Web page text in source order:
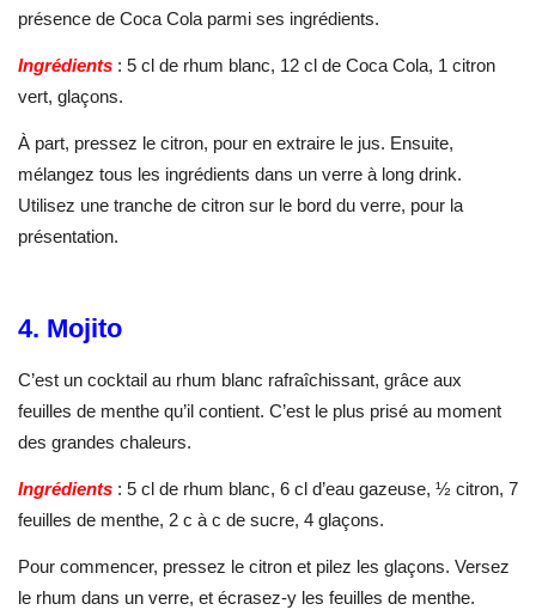
présence de Coca Cola parmi ses ingrédients.
Ingrédients : 5 cl de rhum blanc, 12 cl de Coca Cola, 1 citron
vert, glaçons.
À part, pressez le citron, pour en extraire le jus. Ensuite,
mélangez tous les ingrédients dans un verre à long drink.
Utilisez une tranche de citron sur le bord du verre, pour la
présentation.
4. Mojito
C’est un cocktail au rhum blanc rafraîchissant, grâce aux
feuilles de menthe qu’il contient. C’est le plus prisé au moment
des grandes chaleurs.
Ingrédients : 5 cl de rhum blanc, 6 cl d’eau gazeuse, ½ citron, 7
feuilles de menthe, 2 c à c de sucre, 4 glaçons.
Pour commencer, pressez le citron et pilez les glaçons. Versez
le rhum dans un verre, et écrasez-y les feuilles de menthe.